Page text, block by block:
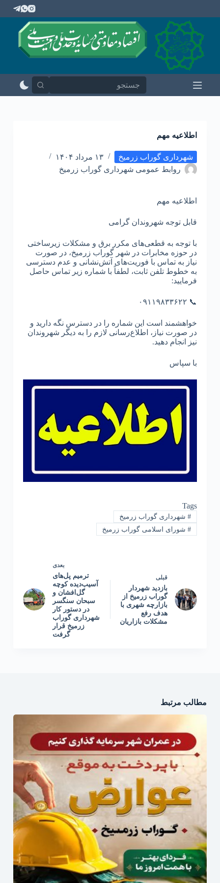
ر
ت
اطلاعیه مهم
شهرداری گوراب زرمیخ
۱۳ مرداد ۱۴۰۴
روابط عمومی شهرداری گوراب زرمیخ
اطلاعیه مهم
قابل توجه شهروندان گرامی
با توجه به قطعی‌های مکرر برق و مشکلات زیرساختی
در حوزه مخابرات در شهر گوراب زرمیخ، در صورت
نیاز به تماس با فوریت‌های آتش‌نشانی و عدم دسترسی
به خطوط تلفن ثابت، لطفاً با شماره زیر تماس حاصل
فرمایید:
📞 ۰۹۱۱۹۸۳۳۶۲۲
خواهشمند است این شماره را در دسترس نگه دارید و
در صورت نیاز، اطلاع‌رسانی لازم را به دیگر شهروندان
نیز انجام دهید.
با سپاس
Tags
#شهرداری گوراب زرمیخ
#شورای اسلامی گوراب زرمیخ
قبلی
بازدید شهردار
گوراب زرمیخ از
بازارچه شهری با
هدف رفع
مشکلات بازاریان
بعدی
ترمیم پل‌های
آسیب‌دیده کوچه
گل‌افشان و
سبحان سنگسر
در دستور کار
شهرداری گوراب
زرمیخ قرار
گرفت
مطالب مرتبط